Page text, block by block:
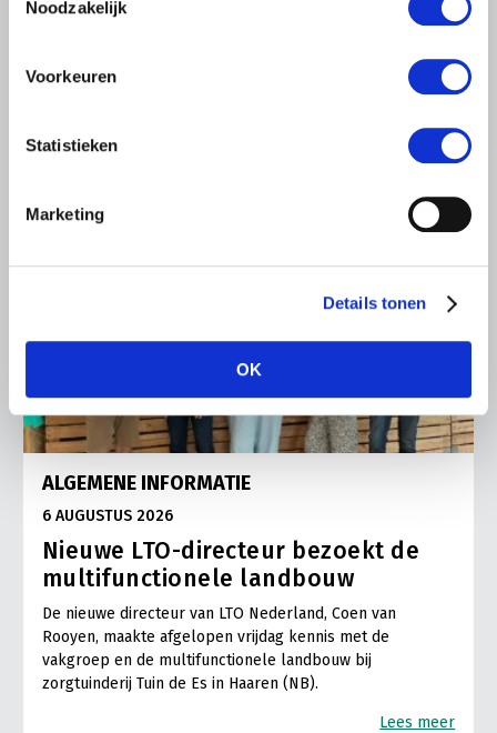
Noodzakelijk
Voorkeuren
Statistieken
Marketing
Details tonen
OK
Ronald Oenema op het melkveebedrijf van Jolmer de
Lees meer
ALGEMENE INFORMATIE
6 AUGUSTUS 2026
Nieuwe LTO-directeur bezoekt de
multifunctionele landbouw
De nieuwe directeur van LTO Nederland, Coen van
Rooyen, maakte afgelopen vrijdag kennis met de
vakgroep en de multifunctionele landbouw bij
zorgtuinderij Tuin de Es in Haaren (NB).
Lees meer